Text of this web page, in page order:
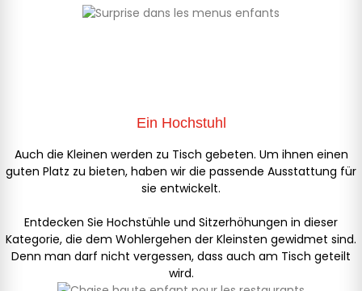
Ein Hochstuhl
Auch die Kleinen werden zu Tisch gebeten. Um ihnen einen
guten Platz zu bieten, haben wir die passende Ausstattung für
sie entwickelt.
Entdecken Sie Hochstühle und Sitzerhöhungen in dieser
Kategorie, die dem Wohlergehen der Kleinsten gewidmet sind.
Denn man darf nicht vergessen, dass auch am Tisch geteilt
wird.